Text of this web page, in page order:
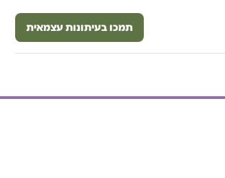
תמכו בעיתונות עצמאית